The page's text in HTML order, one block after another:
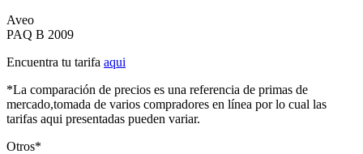
Aveo
PAQ B 2009
Encuentra tu tarifa aqui
*La comparación de precios es una referencia de primas de
mercado,tomada de varios compradores en línea por lo cual las
tarifas aqui presentadas pueden variar.
Otros*